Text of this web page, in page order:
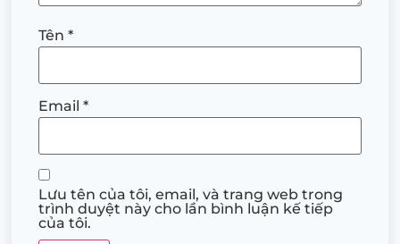
Tên *
Email *
Lưu tên của tôi, email, và trang web trong
trình duyệt này cho lần bình luận kế tiếp
của tôi.